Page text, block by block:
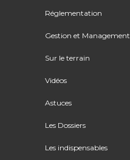
Réglementation
Gestion et Management
Sur le terrain
Vidéos
Astuces
Les Dossiers
Les indispensables